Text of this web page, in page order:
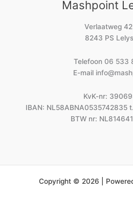
Mashpoint
Verlaatweg
8243 PS
Telefoon 06 533
E-mail
KvK-nr:
IBAN: NL58ABNA0535742835
BTW nr:
Copyright © 2026 |